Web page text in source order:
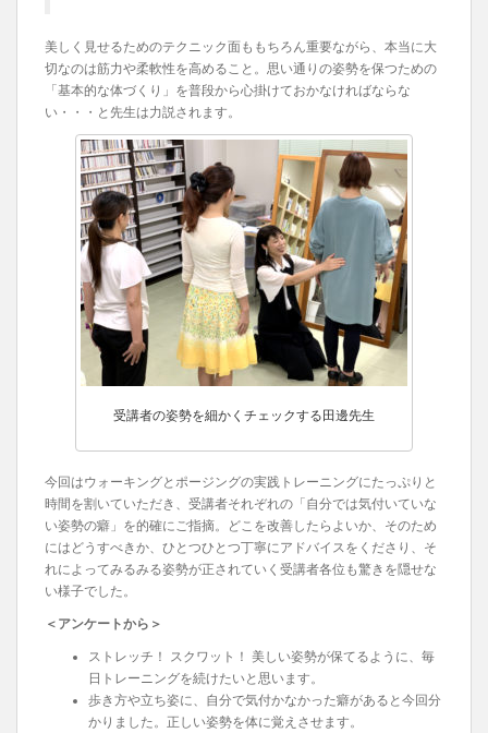
美しく見せるためのテクニック面ももちろん重要ながら、本当に大
切なのは筋力や柔軟性を高めること。思い通りの姿勢を保つための
「基本的な体づくり」を普段から心掛けておかなければならな
い・・・と先生は力説されます。
受講者の姿勢を細かくチェックする田邊先生
今回はウォーキングとポージングの実践トレーニングにたっぷりと
時間を割いていただき、受講者それぞれの「自分では気付いていな
い姿勢の癖」を的確にご指摘。どこを改善したらよいか、そのため
にはどうすべきか、ひとつひとつ丁寧にアドバイスをくださり、そ
れによってみるみる姿勢が正されていく受講者各位も驚きを隠せな
い様子でした。
＜アンケートから＞
ストレッチ！ スクワット！ 美しい姿勢が保てるように、毎
日トレーニングを続けたいと思います。
歩き方や立ち姿に、自分で気付かなかった癖があると今回分
かりました。正しい姿勢を体に覚えさせます。